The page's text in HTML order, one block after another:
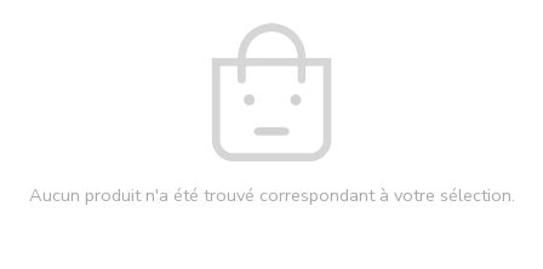
Aucun produit n'a été trouvé correspondant à votre sélection.